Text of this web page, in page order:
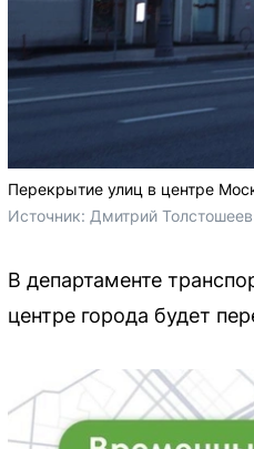
Перекрытие улиц в центре
Источник: Дмитрий Толстошеев
В департаменте
центре города будет